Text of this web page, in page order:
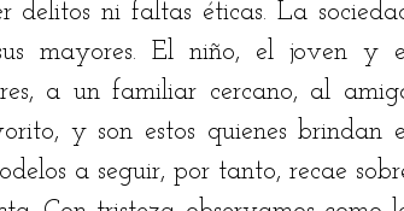
delitos ni faltas éticas. La
mayores. El niño, el joven y
a un familiar cercano, al
y son estos quienes brindan
a seguir, por tanto, recae